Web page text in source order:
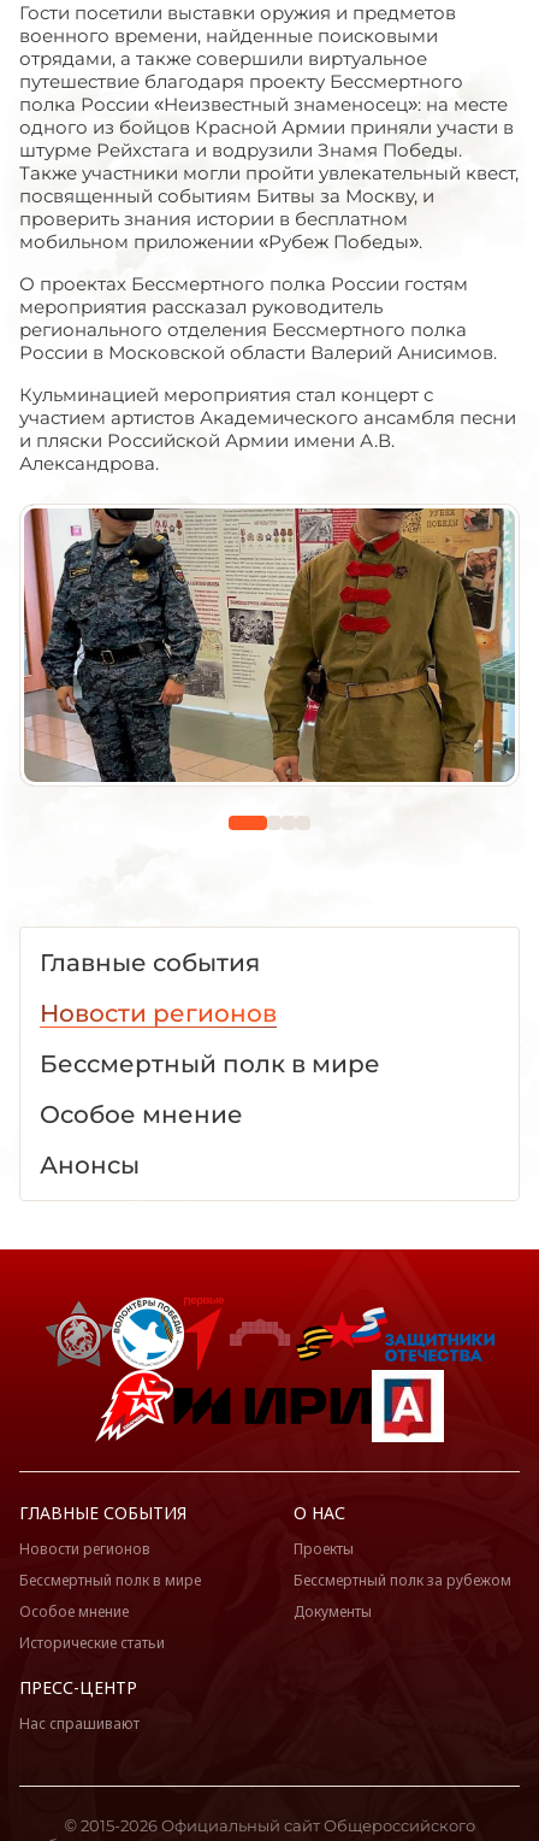
Гости посетили выставки оружия и предметов
военного времени, найденные поисковыми
отрядами, а также совершили виртуальное
путешествие благодаря проекту Бессмертного
полка России «Неизвестный знаменосец»: на месте
одного из бойцов Красной Армии приняли участи в
штурме Рейхстага и водрузили Знамя Победы.
Также участники могли пройти увлекательный квест,
посвященный событиям Битвы за Москву, и
проверить знания истории в бесплатном
мобильном приложении «Рубеж Победы».
О проектах Бессмертного полка России гостям
мероприятия рассказал руководитель
регионального отделения Бессмертного полка
России в Московской области Валерий Анисимов.
Кульминацией мероприятия стал концерт с
участием артистов Академического ансамбля песни
и пляски Российской Армии имени А.В.
Александрова.
Главные события
Новости регионов
Бессмертный полк в мире
Особое мнение
Анонсы
ГЛАВНЫЕ СОБЫТИЯ
Новости регионов
Бессмертный полк в мире
Особое мнение
Исторические статьи
О НАС
Проекты
Бессмертный полк за рубежом
Документы
ПРЕСС-ЦЕНТР
Нас спрашивают
© 2015-2026 Официальный сайт Общероссийского